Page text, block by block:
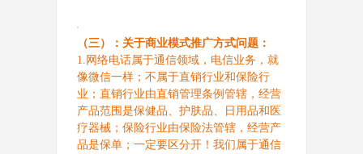
（三）：关于商业模式推广方式问题：
1. 网络电话属于通信领域，电信业务，就
像微信一样；不属于直销行业和保险行
业；直销行业由直销管理条例管辖，经营
产品范围是保健品、护肤品、日用品和医
疗器械；保险行业由保险法管辖，经营产
品是保单；一定要区分开！我们属于通信